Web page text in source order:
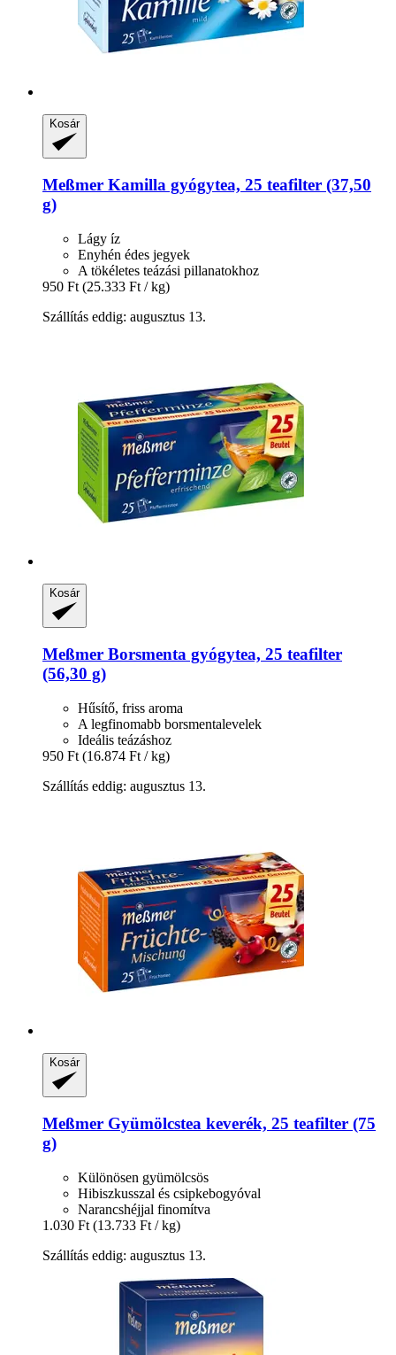
Kosár
Meßmer Kamilla gyógytea, 25 teafilter (37,50
g)
Lágy íz
Enyhén édes jegyek
A tökéletes teázási pillanatokhoz
950 Ft (25.333 Ft / kg)
Szállítás eddig: augusztus 13.
Kosár
Meßmer Borsmenta gyógytea, 25 teafilter
(56,30 g)
Hűsítő, friss aroma
A legfinomabb borsmentalevelek
Ideális teázáshoz
950 Ft (16.874 Ft / kg)
Szállítás eddig: augusztus 13.
Kosár
Meßmer Gyümölcstea keverék, 25 teafilter (75
g)
Különösen gyümölcsös
Hibiszkusszal és csipkebogyóval
Narancshéjjal finomítva
1.030 Ft (13.733 Ft / kg)
Szállítás eddig: augusztus 13.